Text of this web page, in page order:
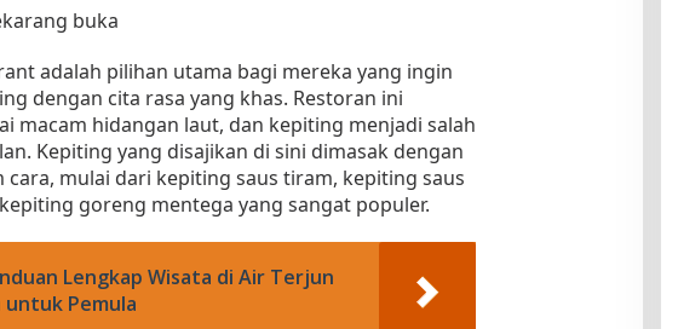
buka
adalah pilihan utama bagi mereka yang ingin
dengan cita rasa yang khas. Restoran ini
macam hidangan laut, dan kepiting menjadi salah
Kepiting yang disajikan di sini dimasak dengan
cara, mulai dari kepiting saus tiram, kepiting saus
goreng mentega yang sangat populer.
Lengkap Wisata di Air Terjun
Pemula